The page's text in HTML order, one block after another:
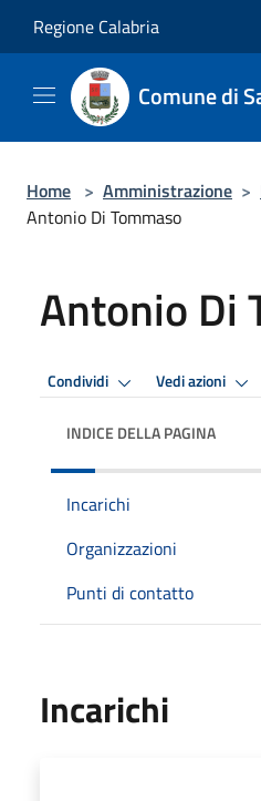
Regione Calabria
Comune di
Home > Amministrazione >
Antonio Di Tommaso
Antonio Di
Condividi Vedi azioni
INDICE DELLA PAGINA
Incarichi
Organizzazioni
Punti di contatto
Incarichi